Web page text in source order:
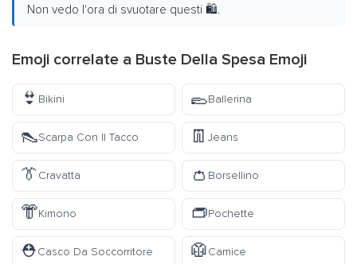
Non vedo l'ora di svuotare questi 🛍️.
Emoji correlate a Buste Della Spesa Emoji
👙 Bikini 🥿Ballerina
👠Scarpa Con Il Tacco 👖 Jeans
👔Cravatta 👛 Borsellino
👘Kimono 👝Pochette
⛑️Casco Da Soccorritore 🥼Camice